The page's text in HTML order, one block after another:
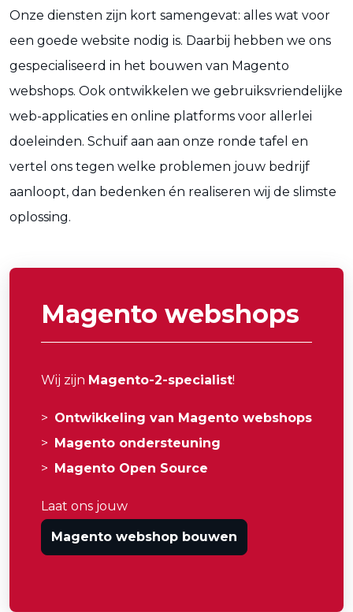
Onze diensten zijn kort samengevat: alles wat voor
een goede website nodig is. Daarbij hebben we ons
gespecialiseerd in het bouwen van Magento
webshops. Ook ontwikkelen we gebruiksvriendelijke
web-applicaties en online platforms voor allerlei
doeleinden. Schuif aan aan onze ronde tafel en
vertel ons tegen welke problemen jouw bedrijf
aanloopt, dan bedenken én realiseren wij de slimste
oplossing.
Magento webshops
Wij zijn Magento-2-specialist!
Ontwikkeling van Magento webshops
Magento ondersteuning
Magento Open Source
Laat ons jouw
Magento webshop bouwen